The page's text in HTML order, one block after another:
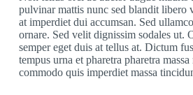
pulvinar mattis nunc sed blandit libero
at imperdiet dui accumsan. Sed
ornare. Sed velit dignissim sodales ut.
semper eget duis at tellus at. Dictum
tempus urna et pharetra pharetra
commodo quis imperdiet massa